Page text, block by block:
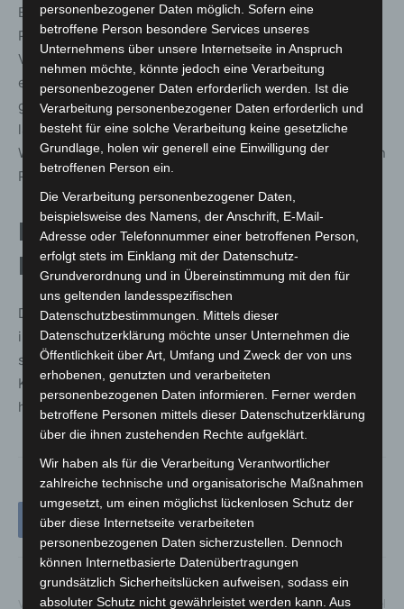
Erhaltungszuchtprogramm (EEP) in den Akagera National
Park in Ruanda gebracht. Damit wurde die genetische
Vielfalt der dortigen Nashornpopulation erweitert – ein
entscheidender Faktor für ihre Anpassungsfähigkeit
gegenüber Umweltveränderungen und somit für ihre
langfristige Überlebensfähigkeit. Weitere
Wiederansiedlungen zur Unterstützung der wildlebenden
Populationen sind geplant.
Engagement des Erlebnis-Zoos
Hannover
Der Erlebnis-Zoo Hannover setzt sich seit Jahren
intensiv für den Schutz der Spitzmaulnashörner ein –
sowohl im Zoo als auch im natürlichen Lebensraum in
Kenia. Weitere Informationen unter zoo-
hannover.de/save-the-rhino
Vorheriger Artikel Nächster Artikel
personenbezogener Daten möglich. Sofern eine
betroffene Person besondere Services unseres
Unternehmens über unsere Internetseite in Anspruch
nehmen möchte, könnte jedoch eine Verarbeitung
personenbezogener Daten erforderlich werden. Ist die
Verarbeitung personenbezogener Daten erforderlich und
besteht für eine solche Verarbeitung keine gesetzliche
Grundlage, holen wir generell eine Einwilligung der
betroffenen Person ein.
Die Verarbeitung personenbezogener Daten,
beispielsweise des Namens, der Anschrift, E-Mail-
Adresse oder Telefonnummer einer betroffenen Person,
erfolgt stets im Einklang mit der Datenschutz-
Grundverordnung und in Übereinstimmung mit den für
uns geltenden landesspezifischen
Datenschutzbestimmungen. Mittels dieser
Datenschutzerklärung möchte unser Unternehmen die
Öffentlichkeit über Art, Umfang und Zweck der von uns
erhobenen, genutzten und verarbeiteten
personenbezogenen Daten informieren. Ferner werden
betroffene Personen mittels dieser Datenschutzerklärung
über die ihnen zustehenden Rechte aufgeklärt.
Wir haben als für die Verarbeitung Verantwortlicher
zahlreiche technische und organisatorische Maßnahmen
umgesetzt, um einen möglichst lückenlosen Schutz der
über diese Internetseite verarbeiteten
personenbezogenen Daten sicherzustellen. Dennoch
können Internetbasierte Datenübertragungen
grundsätzlich Sicherheitslücken aufweisen, sodass ein
absoluter Schutz nicht gewährleistet werden kann. Aus